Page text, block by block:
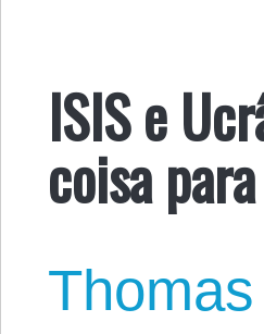
ISIS e
coisa